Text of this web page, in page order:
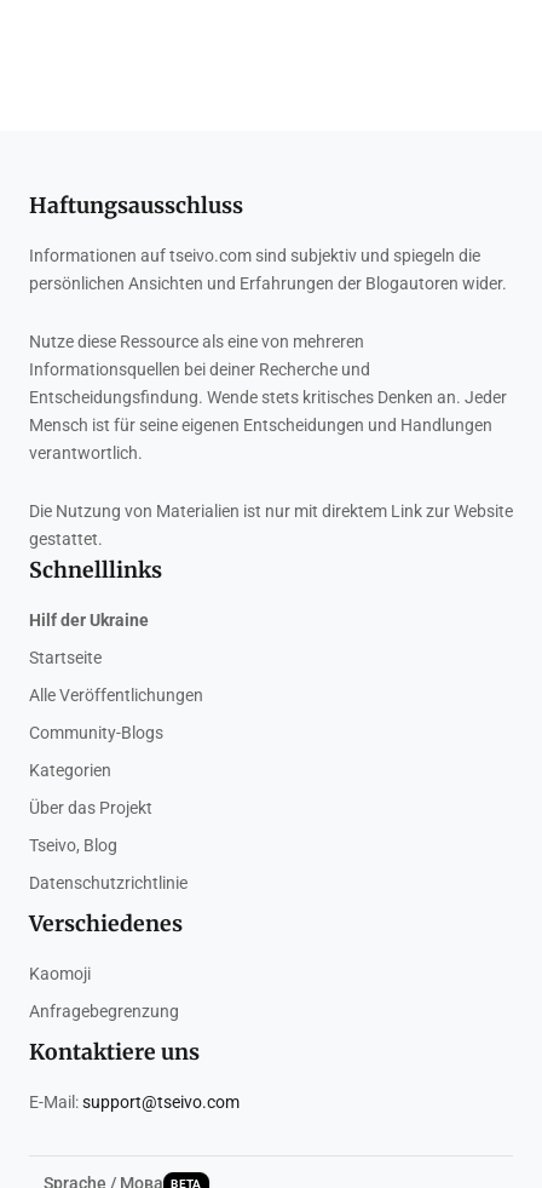
Haftungsausschluss
Informationen auf tseivo.com sind subjektiv und spiegeln die
persönlichen Ansichten und Erfahrungen der Blogautoren wider.
Nutze diese Ressource als eine von mehreren
Informationsquellen bei deiner Recherche und
Entscheidungsfindung. Wende stets kritisches Denken an. Jeder
Mensch ist für seine eigenen Entscheidungen und Handlungen
verantwortlich.
Die Nutzung von Materialien ist nur mit direktem Link zur Website
gestattet.
Schnelllinks
Hilf der Ukraine
Startseite
Alle Veröffentlichungen
Community-Blogs
Kategorien
Über das Projekt
Tseivo, Blog
Datenschutzrichtlinie
Verschiedenes
Kaomoji
Anfragebegrenzung
Kontaktiere uns
E-Mail:support@tseivo.com
Sprache / Мова BETA